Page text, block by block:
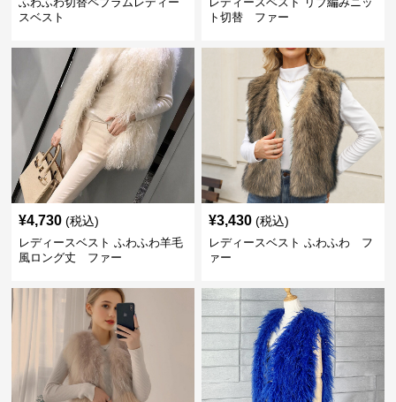
スベスト
ト切替 ファー
¥4,730 (税込)
レディースベスト ふわふわ羊毛
風ロング丈 ファー
¥3,430 (税込)
レディースベスト ふわふわ フ
ァー